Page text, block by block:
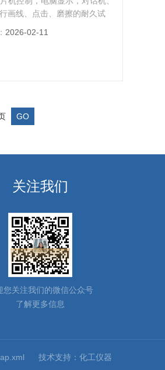
画线、点击、磨擦的耐久试
2026-02-11
关注我们
您关注我们的微信公众号
了解更多信息
技术支持： 化工仪器